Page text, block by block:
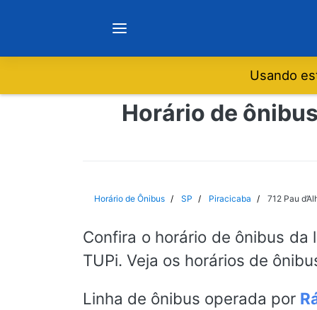
Notícias
São Paulo
Usando
Horário de
Horário de Ônibus SP Piracicaba 712 Pau
Confira o horário de ônibus da
TUPi. Veja os horários de
Linha de ônibus operada por